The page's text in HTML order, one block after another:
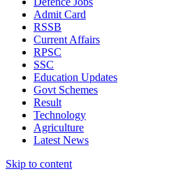
Admit Card
RSSB
Current Affairs
RPSC
SSC
Education Updates
Govt Schemes
Result
Technology
Agriculture
Latest News
Skip to content